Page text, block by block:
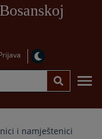
i namještenici